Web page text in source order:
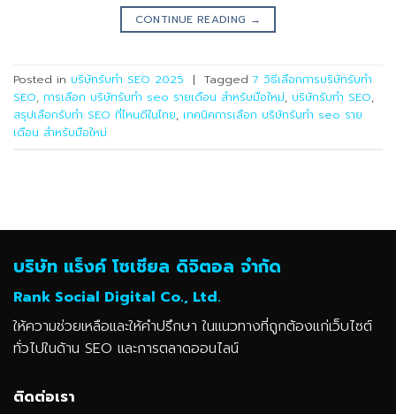
CONTINUE READING →
Posted in บริษัทรับทำ SEO 2025 | Tagged 7 วิธีเลือกการบริษัทรับทำ
SEO, การเลือก บริษัทรับทำ seo รายเดือน สำหรับมือใหม่, บริษัทรับทำ SEO,
สรุปเลือกรับทำ SEO ที่ไหนดีในไทย, เทคนิคการเลือก บริษัทรับทำ seo ราย
เดือน สำหรับมือใหม่
บริษัท แร็งค์ โซเชียล ดิจิตอล จำกัด
Rank Social Digital Co., Ltd.
ให้ความช่วยเหลือและให้คำปรึกษา ในแนวทางที่ถูกต้องแก่เว็บไซต์
ทั่วไปในด้าน SEO และการตลาดออนไลน์
ติดต่อเรา